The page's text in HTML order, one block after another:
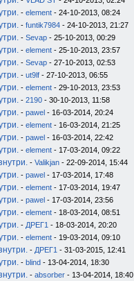
- element - 24-10-2013, 08:24
- funtik7984 - 24-10-2013, 21:27
- Sevap - 25-10-2013, 00:29
- element - 25-10-2013, 23:57
- Sevap - 27-10-2013, 02:53
- ut9lf - 27-10-2013, 06:55
- element - 29-10-2013, 23:53
- 2190 - 30-10-2013, 11:58
- pawel - 16-03-2014, 20:24
- element - 16-03-2014, 21:25
- pawel - 16-03-2014, 22:42
- element - 17-03-2014, 09:22
- Valikjan - 22-09-2014, 15:44
- pawel - 17-03-2014, 17:48
- element - 17-03-2014, 19:47
- pawel - 17-03-2014, 23:56
- element - 18-03-2014, 08:51
- ДРЕГ1 - 18-03-2014, 20:20
- element - 19-03-2014, 09:10
- ДРЕГ1 - 31-03-2015, 12:41
- blind - 13-04-2014, 18:30
- absorber - 13-04-2014, 18:40